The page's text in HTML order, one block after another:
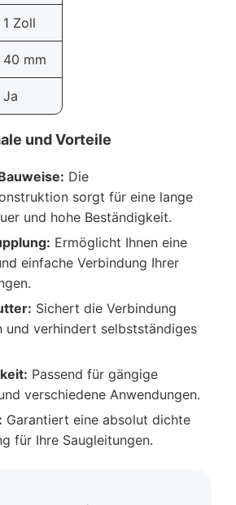
1 Zoll
40 mm
Ja
und Vorteile
Die
sorgt für eine lange
und hohe Beständigkeit.
Ermöglicht Ihnen eine
einfache Verbindung Ihrer
Sichert die Verbindung
und verhindert selbstständiges
Passend für gängige
verschiedene Anwendungen.
Garantiert eine absolut dichte
für Ihre Saugleitungen.